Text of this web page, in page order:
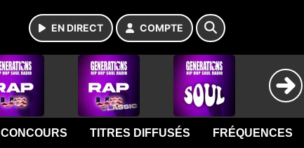
EN DIRECT COMPTE
CONCOURS TITRES DIFFUSÉS FRÉQUENCES